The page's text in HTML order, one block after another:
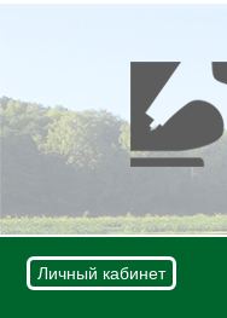
Личный кабинет